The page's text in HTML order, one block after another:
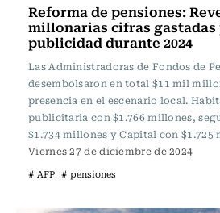
Reforma de pensiones:
millonarias cifras gastadas
publicidad durante 2024
Las Administradoras de Fondos de
desembolsaron en total $11 mil
presencia en el escenario local.
publicitaria con $1.766 millones,
$1.734 millones y Capital con $1.725
Viernes 27 de diciembre de 2024
# AFP # pensiones